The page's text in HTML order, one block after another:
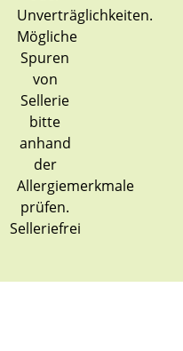
Selleriefrei